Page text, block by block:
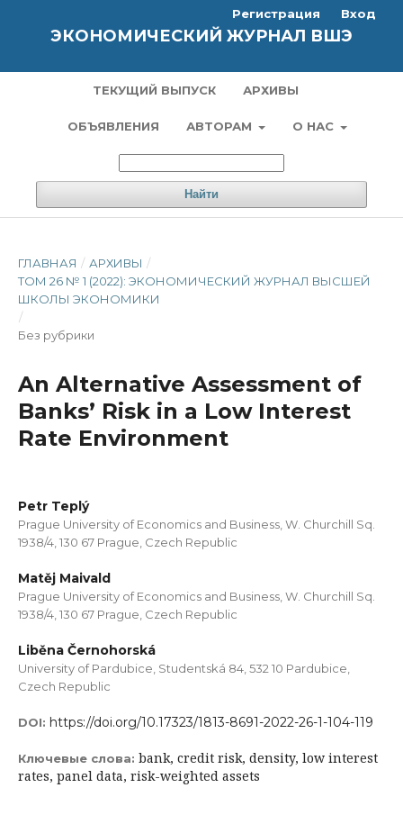
ЭКОНОМИЧЕСКИЙ ЖУРНАЛ ВШЭ
ТЕКУЩИЙ ВЫПУСК АРХИВЫ
ОБЪЯВЛЕНИЯ АВТОРАМ О НАС
Найти
Регистрация Вход
ГЛАВНАЯ / АРХИВЫ /
ТОМ 26 № 1 (2022): ЭКОНОМИЧЕСКИЙ ЖУРНАЛ ВЫСШЕЙ
ШКОЛЫ ЭКОНОМИКИ
/
Без рубрики
An Alternative Assessment of
Banks’ Risk in a Low Interest
Rate Environment
Petr Teplý
Prague University of Economics and Business, W. Churchill Sq.
1938/4, 130 67 Prague, Czech Republic
Matěj Maivald
Prague University of Economics and Business, W. Churchill Sq.
1938/4, 130 67 Prague, Czech Republic
Liběna Černohorská
University of Pardubice, Studentská 84, 532 10 Pardubice,
Czech Republic
DOI: https://doi.org/10.17323/1813-8691-2022-26-1-104-119
Ключевые слова: bank, credit risk, density, low interest
rates, panel data, risk-weighted assets